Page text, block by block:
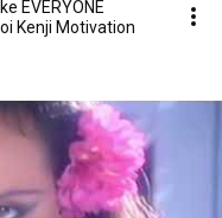
EVERYONE
Kenji Motivation